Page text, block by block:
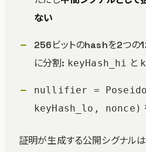
ない
256ビットのhashを2つの
に分割: keyHash_hi と
nullifier =
keyHash_lo, nonce)
証明が生成する公開シグナル